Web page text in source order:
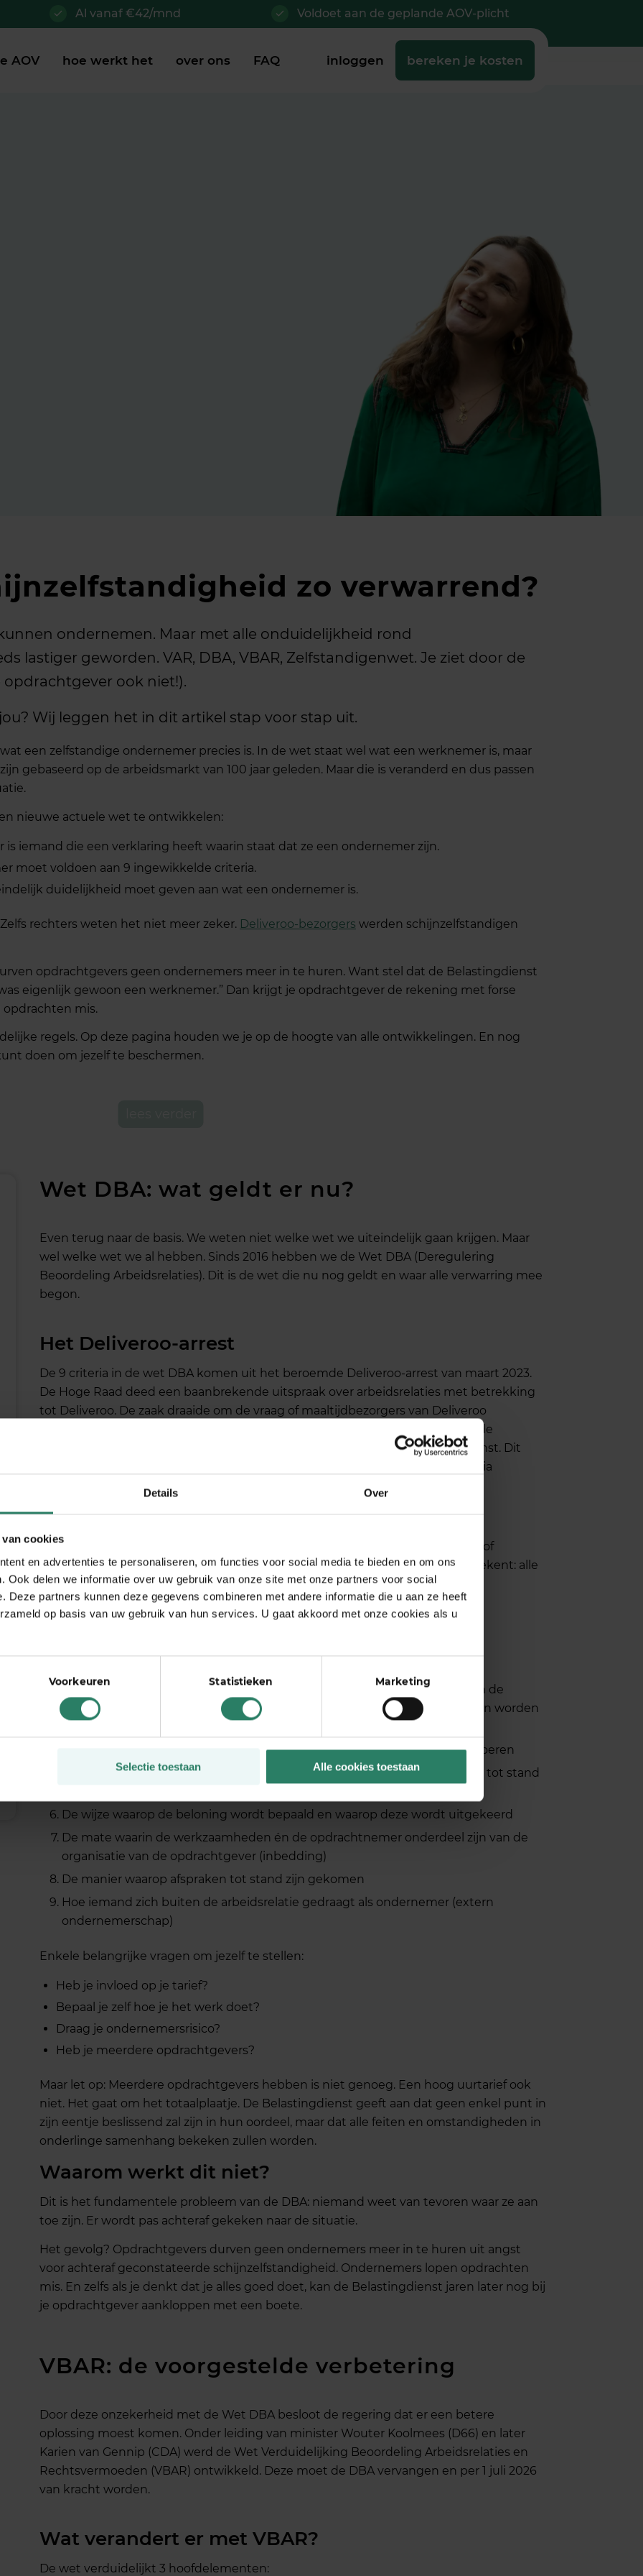
Details Over
van cookies
en advertenties te personaliseren, om functies voor social media te bieden en om ons
Ook delen we informatie over uw gebruik van onze site met onze partners voor social
Deze partners kunnen deze gegevens combineren met andere informatie die u aan ze heeft
op basis van uw gebruik van hun services. U gaat akkoord met onze cookies als u
Voorkeuren Statistieken Marketing
Selectie toestaan Alle cookies toestaan
Al vanaf €42/mnd Voldoet aan de geplande AOV-plicht
AOV hoe werkt het over ons FAQ inloggen bereken je kosten
zo verwarrend?
ondernemen. Maar met alle onduidelijkheid rond
lastiger geworden. VAR, DBA, VBAR, Zelfstandigenwet. Je ziet door de
ook niet!).
Wij leggen het in dit artikel stap voor stap uit.
een zelfstandige ondernemer precies is. In de wet staat wel wat een werknemer is, maar
gebaseerd op de arbeidsmarkt van 100 jaar geleden. Maar die is veranderd en dus passen
nieuwe actuele wet te ontwikkelen:
is iemand die een verklaring heeft waarin staat dat ze een ondernemer zijn.
moet voldoen aan 9 ingewikkelde criteria.
duidelijkheid moet geven aan wat een ondernemer is.
rechters weten het niet meer zeker. Deliveroo-bezorgers werden schijnzelfstandigen
opdrachtgevers geen ondernemers meer in te huren. Want stel dat de Belastingdienst
eigenlijk gewoon een werknemer.” Dan krijgt je opdrachtgever de rekening met forse
mis.
regels. Op deze pagina houden we je op de hoogte van alle ontwikkelingen. En nog
doen om jezelf te beschermen.
Wet DBA: wat geldt er nu?
Even terug naar de basis. We weten niet welke wet we uiteindelijk gaan krijgen. Maar
wel welke wet we al hebben. Sinds 2016 hebben we de Wet DBA (Deregulering
Beoordeling Arbeidsrelaties). Dit is de wet die nu nog geldt en waar alle verwarring mee
begon.
Het Deliveroo-arrest
De 9 criteria in de wet DBA komen uit het beroemde Deliveroo-arrest van maart 2023.
De Hoge Raad deed een baanbrekende uitspraak over arbeidsrelaties met betrekking
tot Deliveroo. De zaak draaide om de vraag of maaltijdbezorgers van Deliveroo
werknemers waren of zelfstandigen. De Hoge Raad heeft, net als het Hof en de
kantonrechter, geconcludeerd dat er sprake was van een arbeidsovereenkomst. Dit
arrest werd zo belangrijk omdat de Hoge Raad voor het eerst duidelijke criteria
formuleerde die nu leidend zijn voor alle andere zaken.
Hoe werkt de DBA?
De wet kijkt dus naar 9 criteria die samen bepalen of je echt zelfstandig bent of
schijnzelfstandig. Deze criteria moeten “holistisch” bekeken worden. Dat betekent: alle
criteria door elkaar, en niemand weet precies hoe zwaar elk criterium weegt.
De 9 criteria zijn:
De inbedding van het werk en degene die de werkzaamheden verricht in de
organisatie en de bedrijfsvoering van degene voor wie de werkzaamheden worden
Het al dan niet bestaan van een verplichting het werk persoonlijk uit te voeren
De wijze waarop de contractuele regeling van de verhouding van partijen tot stand
De wijze waarop de beloning wordt bepaald en waarop deze wordt uitgekeerd
De mate waarin de werkzaamheden én de opdrachtnemer onderdeel zijn van de
organisatie van de opdrachtgever (inbedding)
De manier waarop afspraken tot stand zijn gekomen
Hoe iemand zich buiten de arbeidsrelatie gedraagt als ondernemer (extern
ondernemerschap)
Enkele belangrijke vragen om jezelf te stellen:
Heb je invloed op je tarief?
Bepaal je zelf hoe je het werk doet?
Draag je ondernemersrisico?
Heb je meerdere opdrachtgevers?
Maar let op: Meerdere opdrachtgevers hebben is niet genoeg. Een hoog uurtarief ook
niet. Het gaat om het totaalplaatje. De Belastingdienst geeft aan dat geen enkel punt in
zijn eentje beslissend zal zijn in hun oordeel, maar dat alle feiten en omstandigheden in
onderlinge samenhang bekeken zullen worden.
Waarom werkt dit niet?
Dit is het fundamentele probleem van de DBA: niemand weet van tevoren waar ze aan
toe zijn. Er wordt pas achteraf gekeken naar de situatie.
Het gevolg? Opdrachtgevers durven geen ondernemers meer in te huren uit angst
voor achteraf geconstateerde schijnzelfstandigheid. Ondernemers lopen opdrachten
mis. En zelfs als je denkt dat je alles goed doet, kan de Belastingdienst jaren later nog bij
je opdrachtgever aankloppen met een boete.
VBAR: de voorgestelde verbetering
Door deze onzekerheid met de Wet DBA besloot de regering dat er een betere
oplossing moest komen. Onder leiding van minister Wouter Koolmees (D66) en later
Karien van Gennip (CDA) werd de Wet Verduidelijking Beoordeling Arbeidsrelaties en
Rechtsvermoeden (VBAR) ontwikkeld. Deze moet de DBA vervangen en per 1 juli 2026
van kracht worden.
Wat verandert er met VBAR?
De wet verduidelijkt 3 hoofdelementen: